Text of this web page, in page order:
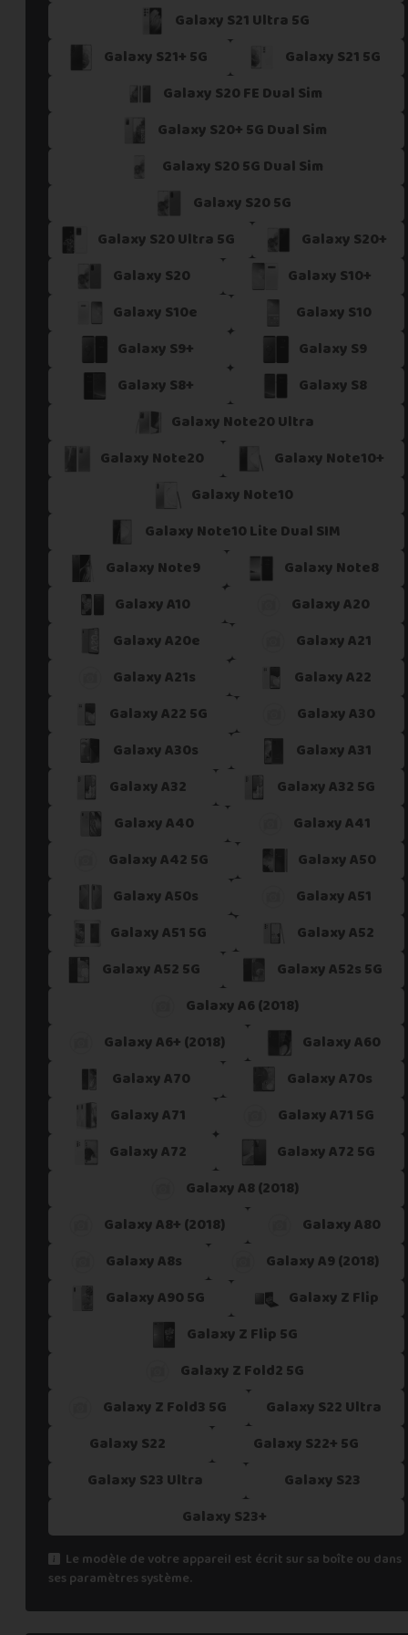
Si vous ne trouvez pas une offre correspondant aux
Vous pouvez éventuellement nous contacter.
Galaxy S21 Ultra 5G
Galaxy S21+ 5G
Galaxy S21 5G
Galaxy S20 FE Dual Sim
Galaxy S20+ 5G Dual Sim
Galaxy S20 5G Dual Sim
Galaxy S20 5G
Galaxy S20 Ultra 5G
Galaxy S20+
Galaxy S20
Galaxy S10+
Galaxy S10e
Galaxy S10
Galaxy S9+
Galaxy S9
Galaxy S8+
Galaxy S8
Galaxy Note20 Ultra
Galaxy Note20
Galaxy Note10+
Galaxy Note10
Galaxy Note10 Lite Dual SIM
Galaxy Note9
Galaxy Note8
Galaxy A10
Galaxy A20
Galaxy A20e
Galaxy A21
Galaxy A21s
Galaxy A22
Galaxy A22 5G
Galaxy A30
Galaxy A30s
Galaxy A31
Galaxy A32
Galaxy A32 5G
Galaxy A40
Galaxy A41
Galaxy A42 5G
Galaxy A50
Galaxy A50s
Galaxy A51
Galaxy A51 5G
Galaxy A52
Galaxy A52 5G
Galaxy A52s 5G
Galaxy A6 (2018)
Galaxy A6+ (2018)
Galaxy A60
Galaxy A70
Galaxy A70s
Galaxy A71
Galaxy A71 5G
Galaxy A72
Galaxy A72 5G
Galaxy A8 (2018)
Galaxy A8+ (2018)
Galaxy A80
Galaxy A8s
Galaxy A9 (2018)
Galaxy A90 5G
Galaxy Z Flip
Galaxy Z Flip 5G
Galaxy Z Fold2 5G
Galaxy Z Fold3 5G
Galaxy S22 Ultra
Galaxy S22
Galaxy S22+ 5G
Galaxy S23 Ultra
Galaxy S23
Galaxy S23+
Le modèle de votre appareil est écrit sur sa boîte ou dans
ses paramètres système.